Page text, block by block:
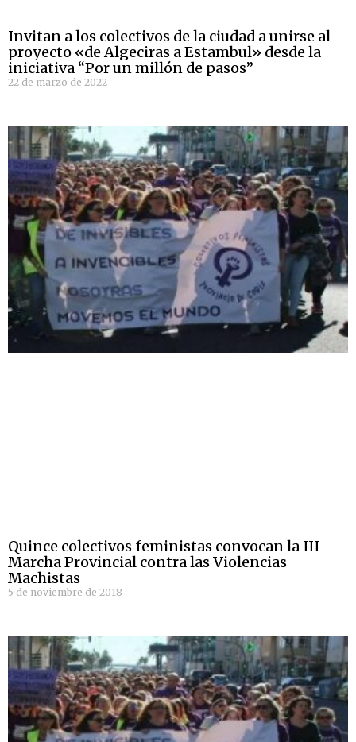
Invitan a los colectivos de la ciudad a unirse al
proyecto «de Algeciras a Estambul» desde la
iniciativa “Por un millón de pasos”
22 de marzo de 2022
Quince colectivos feministas convocan la III
Marcha Provincial contra las Violencias
Machistas
5 de noviembre de 2018